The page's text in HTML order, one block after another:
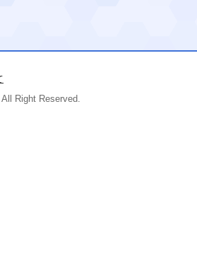
Right Reserved.